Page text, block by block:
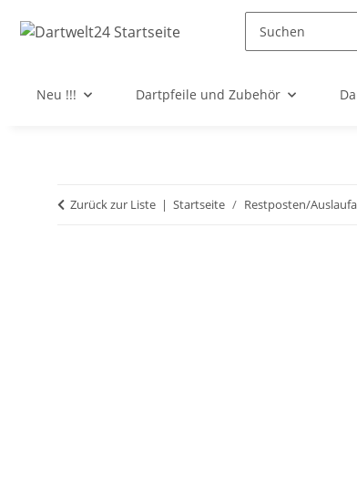
Neu !!! Dartpfeile und Zubehör
Zurück zur Liste Startseite Restposten/